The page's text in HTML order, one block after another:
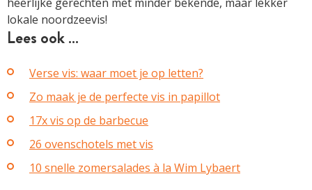
lokale noordzeevis!
Lees ook …
Verse vis: waar moet je op letten?
Zo maak je de perfecte vis in papillot
17x vis op de barbecue
26 ovenschotels met vis
10 snelle zomersalades à la Wim Lybaert